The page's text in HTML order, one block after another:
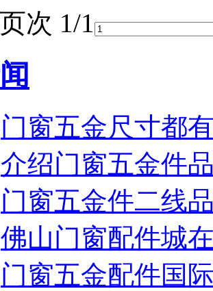
页次 1/1
门窗五金尺寸都
介绍门窗五金件
门窗五金件二线
佛山门窗配件城
门窗五金配件国